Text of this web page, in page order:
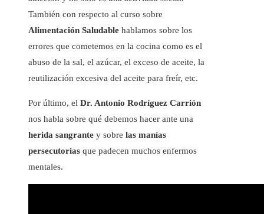
También con respecto al curso sobre
Alimentación Saludable hablamos sobre los
errores que cometemos en la cocina como es el
abuso de la sal, el azúcar, el exceso de aceite, la
reutilización excesiva del aceite para freír, etc.
Por último, el Dr. Antonio Rodríguez Carrión
nos habla sobre qué debemos hacer ante una
herida sangrante y sobre las manías
persecutorias que padecen muchos enfermos
mentales.